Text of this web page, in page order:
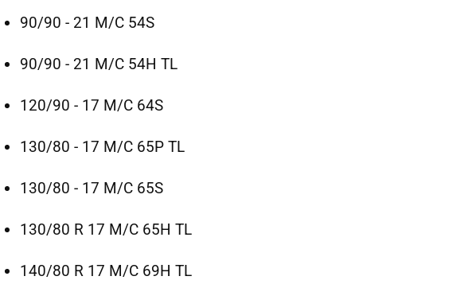
90/90 - 21 M/C 54S
90/90 - 21 M/C 54H TL
120/90 - 17 M/C 64S
130/80 - 17 M/C 65P TL
130/80 - 17 M/C 65S
130/80 R 17 M/C 65H TL
140/80 R 17 M/C 69H TL